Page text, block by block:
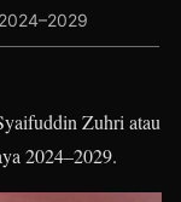
Zuhri atau
2024–2029.